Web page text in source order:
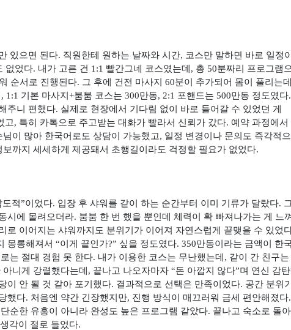
있으면 된다. 직원한테 원하는 날짜와 시간, 코스만 말하면 바로 일정이
없었다. 내가 고른 건 1:1 빨간그네 코스였는데 , 총 50분짜리 프로그램
순서로 진행된다. 그 후에 건전 마사지 60분이 추가되어 몸이 풀리는데
, 1:1 기본 마사지 +붐붐 코스는 300만동, 2:1 포핸드는 500만동 정도였다.
주니 편했다. 실제로 현장에서 기다림 없이 바로 들어갈 수 있었던 게
고, 특히 카톡으로 주고받는 대화가 빨라서 신뢰가 갔다. 예약 과정에서
님이 많아 한국어로도 상담이 가능했고, 일정 변경이나 문의도 즉각적
까지 세세하게 제공돼서 초행길이라도 걱정할 필요가 없었다.
도적”이었다. 입장 후 샤워를 같이 하는 순간부터 이미 기류가 달랐다.
시에 몰려오더라. 붐붐 한 번 했을 뿐인데 체력이 확 빠져나가는 게 느
로 이어지는 샤워까지도 분위기가 이어져 자연스럽게 끝맺을 수 있었
몽롱해져서 “이게 끝인가?” 싶을 정도였다. 350만동이라는 금액이 한
는 절대 경험 못 한다. 내가 이용한 코스는 무난했는데, 같이 간 친구는
니게 강렬했다는데, 끝나고 나오자마자 “돈 아깝지 않다”며 연신 감
이 안 될 것 같아 포기했다. 결과적으로 선택은 만족이었다. 공간 분위
했다. 처음엔 약간 긴장했지만, 진행 방식이 매끄러워 금세 편안해졌다.
순한 유흥이 아니라 완성도 높은 프로그램 같았다. 끝나고 숙소로 돌
각이 절로 들었다.